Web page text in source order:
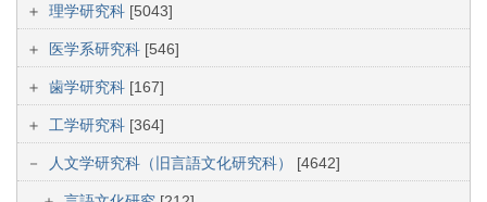
理学研究科 [5043]
医学系研究科 [546]
歯学研究科 [167]
工学研究科 [364]
人文学研究科（旧言語文化研究科） [4642]